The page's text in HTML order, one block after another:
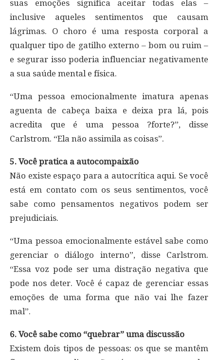
suas emoções significa aceitar todas elas –
inclusive aqueles sentimentos que causam
lágrimas. O choro é uma resposta corporal a
qualquer tipo de gatilho externo – bom ou ruim –
e segurar isso poderia influenciar negativamente
a sua saúde mental e física.
“Uma pessoa emocionalmente imatura apenas
aguenta de cabeça baixa e deixa pra lá, pois
acredita que é uma pessoa ?forte?”, disse
Carlstrom. “Ela não assimila as coisas”.
5. Você pratica a autocompaixão
Não existe espaço para a autocrítica aqui. Se você
está em contato com os seus sentimentos, você
sabe como pensamentos negativos podem ser
prejudiciais.
“Uma pessoa emocionalmente estável sabe como
gerenciar o diálogo interno”, disse Carlstrom.
“Essa voz pode ser uma distração negativa que
pode nos deter. Você é capaz de gerenciar essas
emoções de uma forma que não vai lhe fazer
mal”.
6. Você sabe como “quebrar” uma discussão
Existem dois tipos de pessoas: os que se mantêm